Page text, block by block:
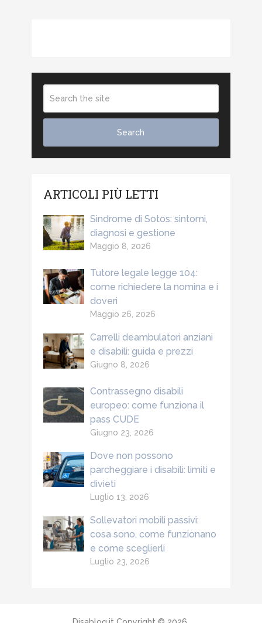
ARTICOLI PIÙ LETTI
Sindrome di Sotos: sintomi,
diagnosi e gestione
Maggio 8, 2026
Tutore legale legge 104:
come richiedere la nomina e i
doveri
Maggio 26, 2026
Carrelli deambulatori anziani
e disabili: guida e prezzi
Giugno 8, 2026
Contrassegno disabili
europeo: come funziona il
pass CUDE
Giugno 23, 2026
Dove non possono
parcheggiare i disabili: limiti e
divieti
Luglio 13, 2026
Sollevatori mobili passivi:
cosa sono, come funzionano
e come sceglierli
Luglio 23, 2026